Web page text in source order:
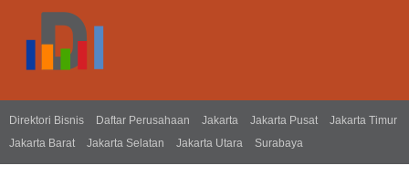
Direktori Bisnis Daftar Perusahaan Jakarta Jakarta Pusat
Jakarta Timur
Jakarta Barat
Jakarta Selatan Jakarta Utara Surabaya